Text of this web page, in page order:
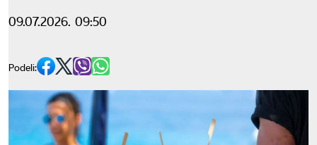
09.07.2026. 09:50
Podeli: